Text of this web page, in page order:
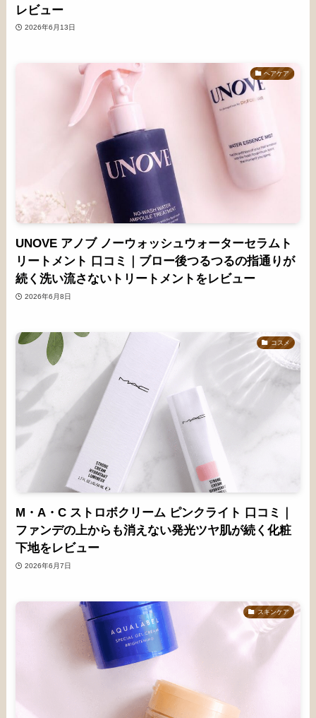
レビュー
2026年6月13日
ヘアケア
UNOVE アノブ ノーウォッシュウォーターセラムト
リートメント 口コミ｜ブロー後つるつるの指通りが
続く洗い流さないトリートメントをレビュー
2026年6月8日
コスメ
M・A・C ストロボクリーム ピンクライト 口コミ｜
ファンデの上からも消えない発光ツヤ肌が続く化粧
下地をレビュー
2026年6月7日
スキンケア